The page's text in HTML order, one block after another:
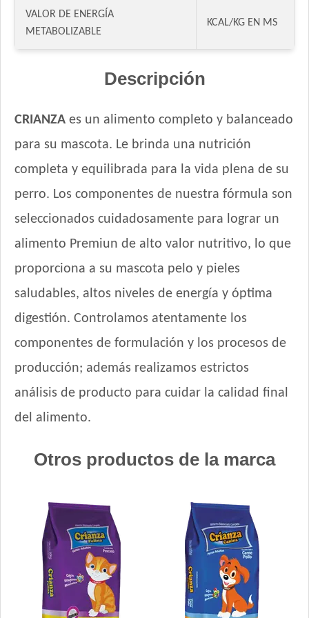
Excellent Perro Cachorro de Raza Pequeña
Excellent Puppy Crecimiento
Fawna Cachorro Mordida Pequeña
Gandum Perro Cachorro
HOP! Perro Cachorro Pequeño
Handler Perro Cachorro
Iron Pet Perro Cachorro
Jager Perro Cachorro
Ken-L Perro Cachorro de Raza Mediana y Grande
Ken-L Perro Cachorro de Razas Pequeñas
Kongo Gold Perro Cachorro Todas las Razas
Maintenance Criadores Perro Cachorro
Max Pet Perro Cachorro
Maxxium Perro Cachorro
Maxxium Perrro Cachorro Pollo de Campo y Arroz
MisterPet Perro Cachorro
Natural Meat Perro Cachorro
Nature Perro Cachorro Raza Grande
NutriCare Perro Cachorro
Nutribon Plus Perro Cachorro
Nutribon XQ Perro Cachorro
Nutrique Large Puppy
Nutrique Mother & Baby Dog
VALOR DE ENERGÍA
METABOLIZABLE
KCAL/KG EN MS
Descripción
CRIANZA es un alimento completo y balanceado
para su mascota. Le brinda una nutrición
completa y equilibrada para la vida plena de su
perro. Los componentes de nuestra fórmula son
seleccionados cuidadosamente para lograr un
alimento Premiun de alto valor nutritivo, lo que
proporciona a su mascota pelo y pieles
saludables, altos niveles de energía y óptima
digestión. Controlamos atentamente los
componentes de formulación y los procesos de
producción; además realizamos estrictos
análisis de producto para cuidar la calidad final
del alimento.
Otros productos de la marca